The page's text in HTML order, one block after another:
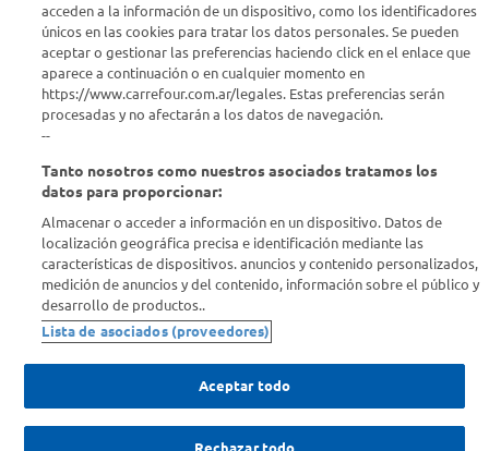
Estamos para ayudarte
¿Tenés una consulta? Comunicate con nosotrosacá
Descubrí Carrefour
Conocenos
Info útil
Comprá Online
Enterate de nuestras ofertas
Dejanos tu mail para recibir todas las ofertas y promociones antes
que nadie.
acceden a la información de un dispositivo, como los identificadores
únicos en las cookies para tratar los datos personales. Se pueden
aceptar o gestionar las preferencias haciendo click en el enlace que
aparece a continuación o en cualquier momento en
https://www.carrefour.com.ar/legales. Estas preferencias serán
procesadas y no afectarán a los datos de navegación.
--
Tanto nosotros como nuestros asociados tratamos los
datos para proporcionar:
Almacenar o acceder a información en un dispositivo. Datos de
localización geográfica precisa e identificación mediante las
características de dispositivos. anuncios y contenido personalizados,
medición de anuncios y del contenido, información sobre el público y
desarrollo de productos..
Lista de asociados (proveedores)
Aceptar todo